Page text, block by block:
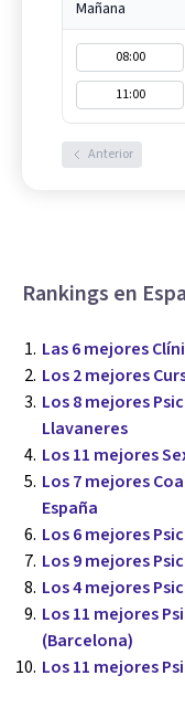
Mañana
08:00
11:00
Anterior
Rankings en
Las 6 mejores
Los 2 mejores
Los 8 mejores
Llavaneres
Los 11 mejores
Los 7 mejores
España
Los 6 mejores
Los 9 mejores
Los 4 mejores
Los 11 mejores
(Barcelona)
Los 11 mejores